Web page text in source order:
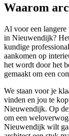
Waarom
Al voor een langere
in Nieuwendijk?
kundige
aankomen op
het wordt door het
gemaakt om een
We staan voor je
vinden en jou te
Nieuwendijk. Op
om een
Nieuwendijk wilt